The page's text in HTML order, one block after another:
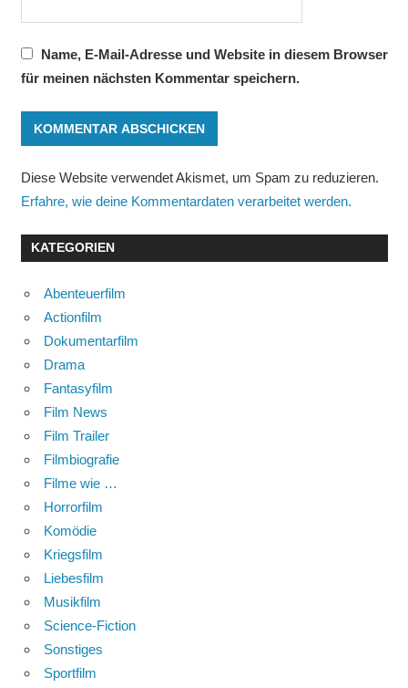
Name, E-Mail-Adresse und Website in diesem Browser
für meinen nächsten Kommentar speichern.
Diese Website verwendet Akismet, um Spam zu reduzieren.
Erfahre, wie deine Kommentardaten verarbeitet werden.
KATEGORIEN
Abenteuerfilm
Actionfilm
Dokumentarfilm
Drama
Fantasyfilm
Film News
Film Trailer
Filmbiografie
Filme wie …
Horrorfilm
Komödie
Kriegsfilm
Liebesfilm
Musikfilm
Science-Fiction
Sonstiges
Sportfilm